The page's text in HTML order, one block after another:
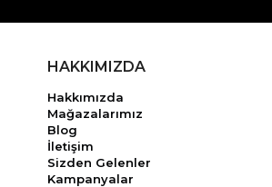
HAKKIMIZDA
Hakkımızda
Mağazalarımız
Blog
İletişim
Sizden Gelenler
Kampanyalar